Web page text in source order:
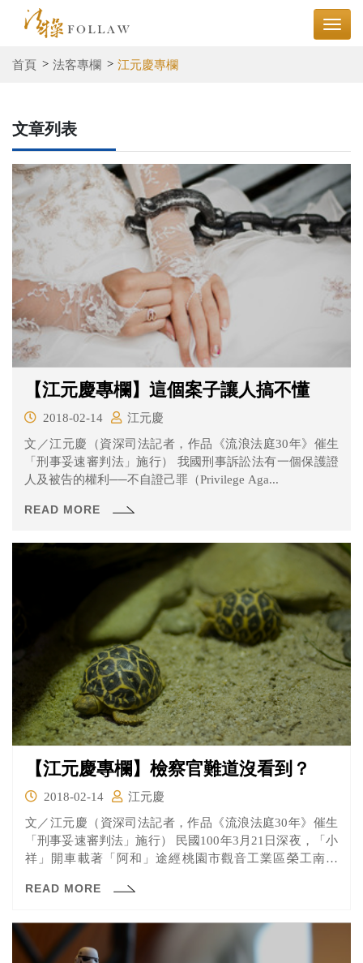
首頁 法客專欄 江元慶專欄
文章列表
【江元慶專欄】這個案子讓人搞不懂
2018-02-14
江元慶
文／江元慶（資深司法記者，作品《流浪法庭30年》催生
「刑事妥速審判法」施行） 我國刑事訴訟法有一個保護證
人及被告的權利──不自證己罪（Privilege Aga...
READ MORE
【江元慶專欄】檢察官難道沒看到？
2018-02-14
江元慶
文／江元慶（資深司法記者，作品《流浪法庭30年》催生
「刑事妥速審判法」施行） 民國100年3月21日深夜，「小
祥」開車載著「阿和」途經桃園市觀音工業區榮工南路
READ MORE